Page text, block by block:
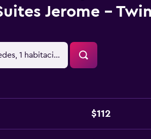
Jerome -
1 habitación
$112